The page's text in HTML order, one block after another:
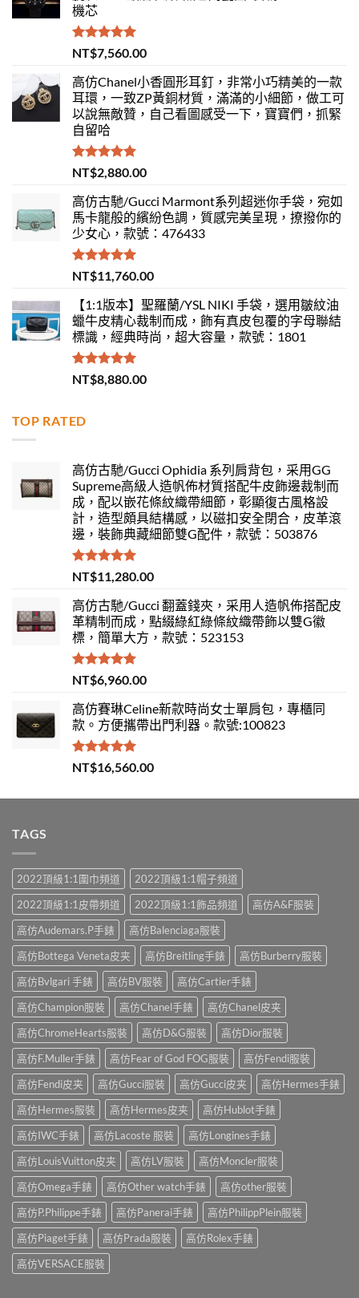
機芯
評分 5.00
滿分 5
NT$7,560.00
高仿Chanel小香圓形耳釘，非常小巧精美的一款
耳環，一致ZP黃銅材質，滿滿的小細節，做工可
以說無敵贊，自己看圖感受一下，寶寶們，抓緊
自留哈
評分 5.00
滿分 5
NT$2,880.00
高仿古馳/Gucci Marmont系列超迷你手袋，宛如
馬卡龍般的繽紛色調，質感完美呈現，撩撥你的
少女心，款號：476433
評分5.00
滿分 5
NT$11,760.00
【1:1版本】聖羅蘭/YSL NIKI 手袋，選用皺紋油
蠟牛皮精心裁制而成，飾有真皮包覆的字母聯結
標識，經典時尚，超大容量，款號：1801
評分 5.00
滿分 5
NT$8,880.00
TOP RATED
高仿古馳/Gucci Ophidia 系列肩背包，采用GG
Supreme高級人造帆佈材質搭配牛皮飾邊裁制而
成，配以嵌花條紋織帶細節，彰顯復古風格設
計，造型頗具結構感，以磁扣安全閉合，皮革滾
邊，裝飾典藏細節雙G配件，款號：503876
評分5.00
滿分 5
NT$11,280.00
高仿古馳/Gucci 翻蓋錢夾，采用人造帆佈搭配皮
革精制而成，點綴綠紅綠條紋織帶飾以雙G徽
標，簡單大方，款號：523153
評分 5.00
滿分 5
NT$6,960.00
高仿賽琳Celine新款時尚女士單肩包，專櫃同
款。方便攜帶出門利器。款號:100823
評分5.00
滿分 5
NT$16,560.00
TAGS
2022頂級1:1圍巾頻道
2022頂級1:1帽子頻道
2022頂級1:1皮帶頻道
2022頂級1:1飾品頻道
高仿A&F服裝
高仿Audemars.P手錶
高仿Balenciaga服裝
高仿Bottega Veneta皮夹
高仿Breitling手錶
高仿Burberry服裝
高仿Bvlgari 手錶
高仿BV服裝
高仿Cartier手錶
高仿Champion服裝
高仿Chanel手錶
高仿Chanel皮夹
高仿ChromeHearts服裝
高仿D&G服裝
高仿Dior服裝
高仿F.Muller手錶
高仿Fear of God FOG服裝
高仿Fendi服裝
高仿Fendi皮夹
高仿Gucci服裝 高仿Gucci皮夹
高仿Hermes手錶
高仿Hermes服裝
高仿Hermes皮夹
高仿Hublot手錶
高仿IWC手錶
高仿Lacoste 服裝
高仿Longines手錶
高仿LouisVuitton皮夹
高仿LV服裝
高仿Moncler服裝
高仿Omega手錶
高仿Other watch手錶
高仿other服裝
高仿P.Philippe手錶
高仿Panerai手錶
高仿PhilippPlein服裝
高仿Piaget手錶
高仿Prada服裝
高仿Rolex手錶
高仿VERSACE服裝